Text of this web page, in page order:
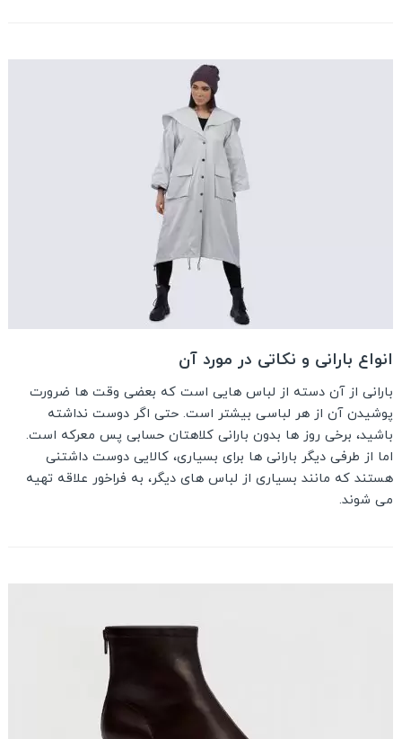
انواع بارانی و نکاتی در مورد آن
بارانی از آن دسته از لباس هایی است که بعضی وقت ها ضرورت
پوشیدن آن از هر لباسی بیشتر است. حتی اگر دوست نداشته
باشید، برخی روز ها بدون بارانی کلاهتان حسابی پس معرکه است.
اما از طرفی دیگر بارانی ها برای بسیاری، کالایی دوست داشتنی
هستند که مانند بسیاری از لباس های دیگر، به فراخور علاقه تهیه
می شوند.